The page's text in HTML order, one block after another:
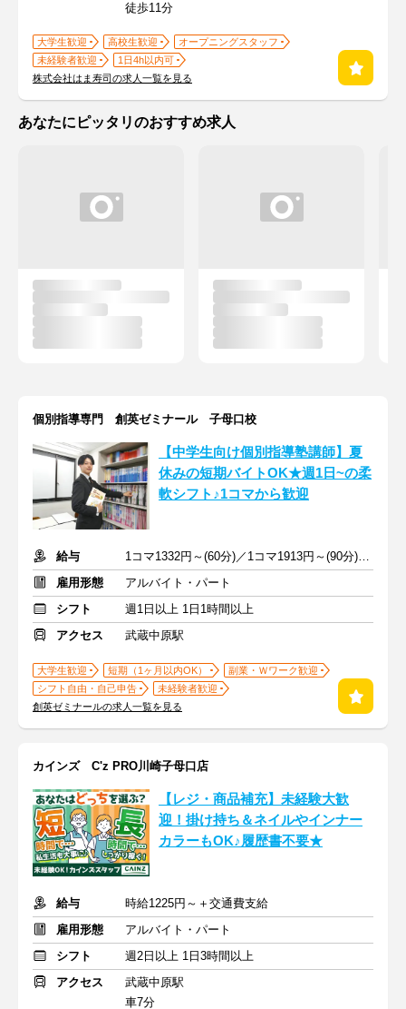
徒歩11分
大学生歓迎 高校生歓迎
オープニングスタッフ
未経験者歓迎
1日4h以内可
株式会社はま寿司の求人一覧を見る
あなたにピッタリのおすすめ求人
個別指導専門 創英ゼミナール 子母口校
【中学生向け個別指導塾講師】夏
休みの短期バイトOK★週1日~の柔
軟シフト♪1コマから歓迎
給与
1コマ1332円～(60分)／1コマ1913円～(90分) ※準備報告手当込み
雇用形態
アルバイト・パート
シフト
週1日以上 1日1時間以上
アクセス
武蔵中原駅
大学生歓迎 短期（1ヶ月以内OK）
副業・Ｗワーク歓迎
シフト自由・自己申告
未経験者歓迎
創英ゼミナールの求人一覧を見る
カインズ C'z PRO川崎子母口店
【レジ・商品補充】未経験大歓
迎！掛け持ち＆ネイルやインナー
カラーもOK♪履歴書不要★
給与
時給1225円～＋交通費支給
雇用形態
アルバイト・パート
シフト
週2日以上 1日3時間以上
アクセス
武蔵中原駅
車7分